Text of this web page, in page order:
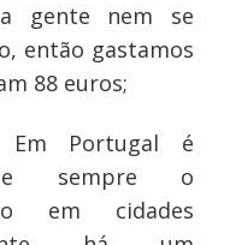
gente nem se
então gastamos
88 euros;
Portugal é
sempre o
em cidades